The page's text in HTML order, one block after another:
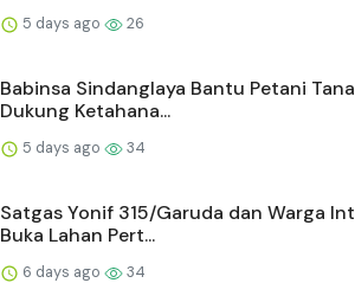
5 days ago 26
Babinsa Sindanglaya Bantu Petani
Dukung Ketahana...
5 days ago 34
Satgas Yonif 315/Garuda dan Warga
Buka Lahan Pert...
6 days ago 34